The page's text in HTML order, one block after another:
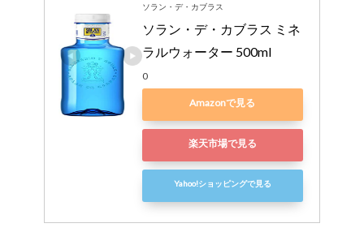
ソラン・デ・カブラス
ソラン・デ・カブラス ミネ
ラルウォーター 500ml
0
Amazonで見る
楽天市場で見る
Yahoo!ショッピングで見る